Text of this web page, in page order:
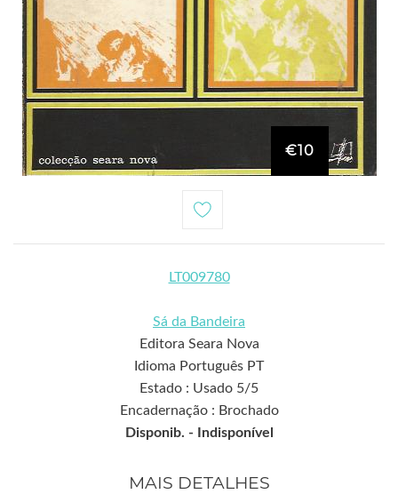
€10
LT009780
Sá da Bandeira
Editora Seara Nova
Idioma Português PT
Estado : Usado 5/5
Encadernação : Brochado
Disponib. -
Indisponível
MAIS DETALHES